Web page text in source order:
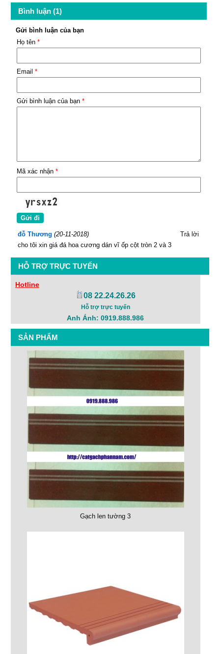
Bình luận (1)
Gửi bình luận của bạn
Họ tên *
Email *
Gửi bình luận của bạn *
Mã xác nhận *
đỗ Thương (20-11-2018)
Trả lời
cho tôi xin giá đá hoa cương dán vĩ ốp cột tròn 2 và 3
HỖ TRỢ TRỰC TUYẾN
Hotline
08 22.24.26.26
Hỗ trợ trực tuyến
Anh Ánh: 0919.888.986
SẢN PHẨM
Gạch len tường 3